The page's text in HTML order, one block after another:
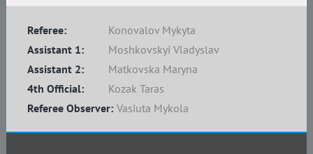
Referee:
Konovalov Mykyta
Assistant 1:
Moshkovskyi Vladyslav
Assistant 2:
Matkovska Maryna
4th Official:
Kozak Taras
Referee Observer: Vasiuta Mykola